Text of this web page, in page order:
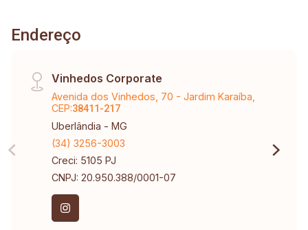
Endereço
Vinhedos Corporate
Avenida dos Vinhedos, 70 - Jardim Karaíba,
CEP:38411-217
Uberlândia - MG
(34) 3256-3003
Creci: 5105 PJ
CNPJ: 20.950.388/0001-07